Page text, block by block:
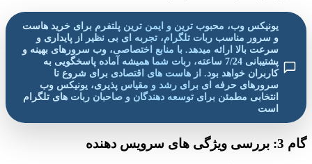
یونیکس وب، محبوب ترین و ایمن ترین پلتفرم برای خرید هاست
و سرور مناسب ربات تلگرام، تجربه ای بی نظیر از پایداری و
سرعت بالا ارائه میدهد. با منابع اختصاصی، وب سرورهای بهینه و
پشتیبانی 7/24 ساعته، ربات شما همیشه آماده پاسخگویی به
کاربران خواهد بود. از هاست های اقتصادی برای شروع تا
سرورهای حرفه ای برای رشد و مقیاس پذیری، یونیکس وب
انتخابی مطمئن برای توسعه دهندگان و صاحبان ربات های تلگرام
است
گام 3: بررسی ویژگی های سرویس دهنده